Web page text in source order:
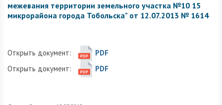
межевания территории земельного участка №10 15
микрорайона города Тобольска" от 12.07.2013 № 1614
Открыть документ:
PDF
Открыть документ:
PDF